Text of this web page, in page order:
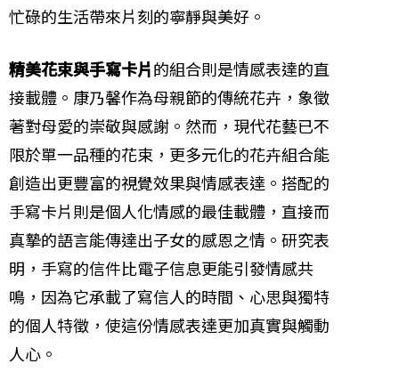
忙碌的生活帶來片刻的寧靜與美好。
精美花束與手寫卡片的組合則是情感表達的直
接載體。康乃馨作為母親節的傳統花卉，象徵
著對母愛的崇敬與感謝。然而，現代花藝已不
限於單一品種的花束，更多元化的花卉組合能
創造出更豐富的視覺效果與情感表達。搭配的
手寫卡片則是個人化情感的最佳載體，直接而
真摯的語言能傳達出子女的感恩之情。研究表
明，手寫的信件比電子信息更能引發情感共
鳴，因為它承載了寫信人的時間、心思與獨特
的個人特徵，使這份情感表達更加真實與觸動
人心。